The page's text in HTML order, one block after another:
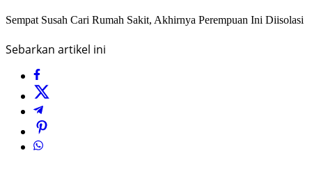
Sempat Susah Cari Rumah Sakit, Akhirnya Perempuan Ini Diisolasi
Sebarkan artikel ini